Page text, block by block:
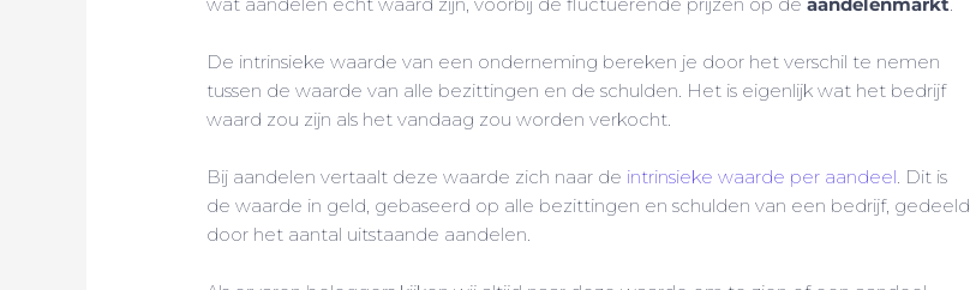
De intrinsieke waarde van een onderneming bereken je door het verschil te nemen
tussen de waarde van alle bezittingen en de schulden. Het is eigenlijk wat het bedrijf
waard zou zijn als het vandaag zou worden verkocht.
Bij aandelen vertaalt deze waarde zich naar de intrinsieke waarde per aandeel . Dit is
de waarde in geld, gebaseerd op alle bezittingen en schulden van een bedrijf, gedeeld
door het aantal uitstaande aandelen.